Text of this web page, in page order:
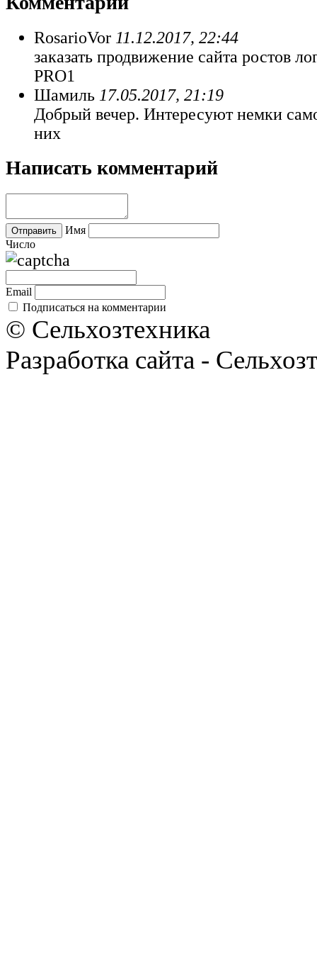
RosarioVor 11.12.2017, 22:44
заказать продвижение сайта ростов
PRO1
Шамиль 17.05.2017, 21:19
Добрый вечер. Интересуют немки
них
Написать комментарий
Имя
Число
Email
Подписаться на комментарии
© Сельхозтехника
Разработка сайта -